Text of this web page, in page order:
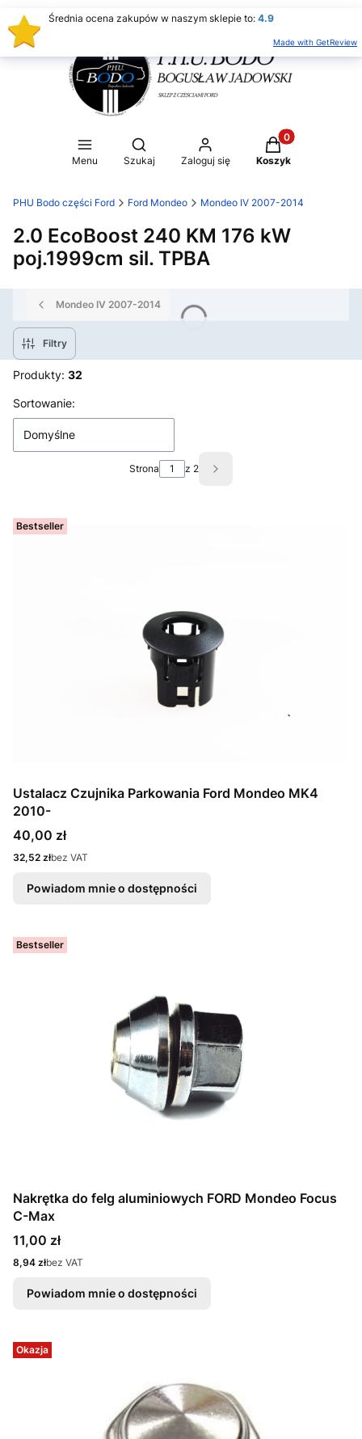
Menu
Otwórz wyszukiwarkę
Szukaj Zaloguj się
Produkty w
Koszyk
PHU Bodo części Ford Ford Mondeo Mondeo IV 2007-2014
2.0 EcoBoost 240 KM 176 kW
poj.1999cm sil. TPBA
Mondeo IV 2007-2014
Filtry
Produkty: 32
Lista produktów
Sortowanie:
Domyślne
Strona z 2 Następne produkty
Bestseller
Ustalacz Czujnika Parkowania Ford Mondeo MK4
2010-
Cena
40,00 zł
Cena
32,52 złbez VAT
Powiadom mnie o dostępności
Bestseller
Nakrętka do felg aluminiowych FORD Mondeo Focus
C-Max
Cena
11,00 zł
Cena
8,94 złbez VAT
Powiadom mnie o dostępności
Okazja
Średnia ocena zakupów w naszym sklepie to: 4.9
Made with GetReview